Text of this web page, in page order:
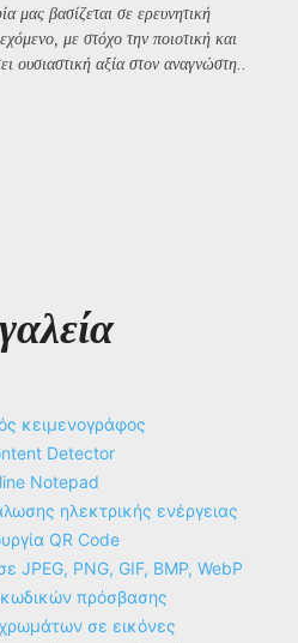
μας βασίζεται σε ερευνητική
με στόχο την ποιοτική και
ουσιαστική αξία στον αναγνώστη..
κειμενογράφος
Detector
Notepad
ηλεκτρικής ενέργειας
QR Code
JPEG, PNG, GIF, BMP, WebP
κωδικών πρόσβασης
σε εικόνες